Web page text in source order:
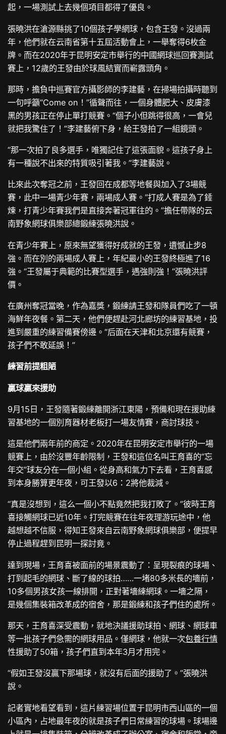
起，一場測試上去幾個項目都得了優良。
張曉洪在滄源縣挑了10個孩子學網球，包含王發。沒過兩
年，他們就在云南省第十五屆活動會上，一舉奪得6枚金
牌。而在2020年于昆明安定市舉行的中國網球巡回賽測試
賽上，12歲的王發由於球風結實而嶄露頭角。
那時，擔負中巡賽官方攝影師的李建藝，在掃場拍攝時聽到
一句呼籲“Come on！”循聲而往，一個身體肥大、皮膚漆
黑的男孩正在停止單打競賽。“個子小但跳得很高，一會兒
就把我驚住了！”李建藝俯下身，給王發拍了一組鏡頭。
“那一次拍了良多選手，唯獨記住了這張面貌。這孩子身上
有一種說不出來的特質吸引著我。”李建藝說。
比來此次奪冠之前，王發回在成都等地餐與加入了3場競
賽，此中一場青少年賽，兩場成人賽。“打成人賽是為了錘
煉，打青少年賽我們是直接奔著冠軍往的。”擔任帶隊的云
南野象網球俱樂部總鍛練張曉洪說。
在青少年賽上，原來無望獲得好成就的王發，遺憾止步8
強。而在別的兩場成人賽上，年紀最小的王發終極進了16
強。“王發屬于典範的比賽型選手，遇強則強！”張曉洪評
價。
在廣州奪冠當晚，作為嘉獎，鍛練請王發和隊員們吃了一頓
海鮮年夜餐。第二天，他們便趕赴河北廊坊的練習基地，投
進到嚴重的練習備賽傍邊。“后面在天津和北京還有競賽，
孩子們不敢延誤！”
練習前提粗陋
贏球贏來援助
9月15日，王發隨著鍛練離開浙江東陽，預備和現在援助練
習基地的一個別育器材老板打一場友情賽，商討球技。
這是他們兩年前的商定。2020年在昆明安定市舉行的一場
競賽上，由於沒豐年齡限制，王發和這位名叫王育喜的“忘
年交”球友分在一個小組。從身高和氣力下去看，王育喜感
到本身勝算更年夜，可王發以6：2將他裁減。
“真是沒想到，這么一個小不點竟然把我打敗了。”彼時王育
喜接觸網球已近10年。打完競賽在往年夜理游玩途中，他
越想越不信服，得知王發來自云南野象網球俱樂部，便提早
停止過程趕到昆明一探討竟。
達到現場，王育喜被面前的場景震動了：呈現裂痕的球場、
打到起毛的網球、斷了線的球拍……一堵80多米長的墻前，
10多個男孩女孩一線排開，正對著墻練網球。一墻之隔，
是幾個集裝箱改革成的宿舍，那是鍛練和孩子們住的處所。
那天，王育喜深受震動，就地決議援助球拍、網球、網球車
等一批孩子們急需的網球用品。僅網球，他就一次包養行情
性援助了50箱，孩子們直到本年3月才用完。
“假如王發沒贏下那場球，就沒有后面的援助了。”張曉洪
說。
記者實地看望看到，這片練習場位置于昆明市西山區的一個
小區內，占地最年夜的就是孩子們日常練習的球場。球場邊